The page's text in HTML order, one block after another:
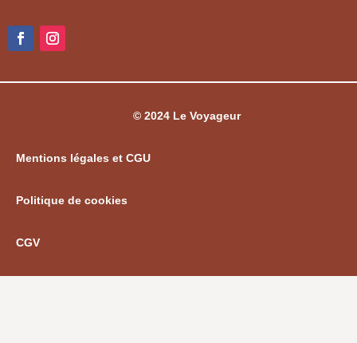
© 2024 Le Voyageur
Mentions légales et CGU
Politique de cookies
CGV